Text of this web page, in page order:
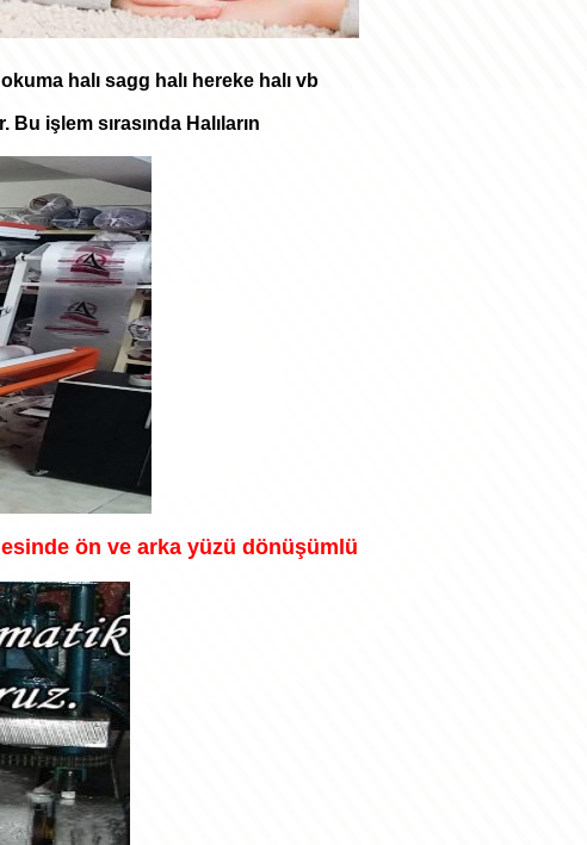
halı sagg halı hereke halı vb
işlem sırasında Halıların
ön ve arka yüzü dönüşümlü